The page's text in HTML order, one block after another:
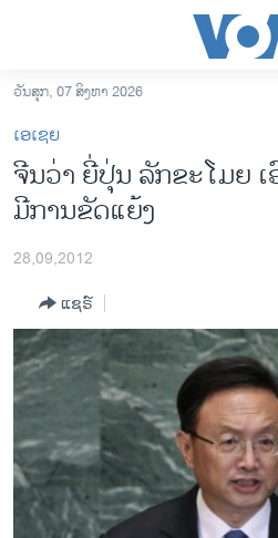
ເຂົ້າ
ຫາ
ຂ້າມ
ຂ້າມ
ຂ້າມ
ຫາ
ລາວ
ອາເມຣິກາ
ຂ່າວ​ຈີນ
ໂລກ
ເອເຊຍ
ອິດສະຫຼະພາບດ້ານການຂ່າວ
ຊີວິດຊາວລາວ
ຊຸມຊົນຊາວລາວ
ວິທະຍາສາດ-ເທັກໂນໂລຈີ
ວັນສຸກ, 07 ສິງຫາ 2026
ເອເຊຍ
ຈີນວ່າ ຍີ່ປຸ່ນ ລັກຂະໂມຍ
ມີການຂັດແຍ້ງ
28,09,2012
ແຊຣ໌